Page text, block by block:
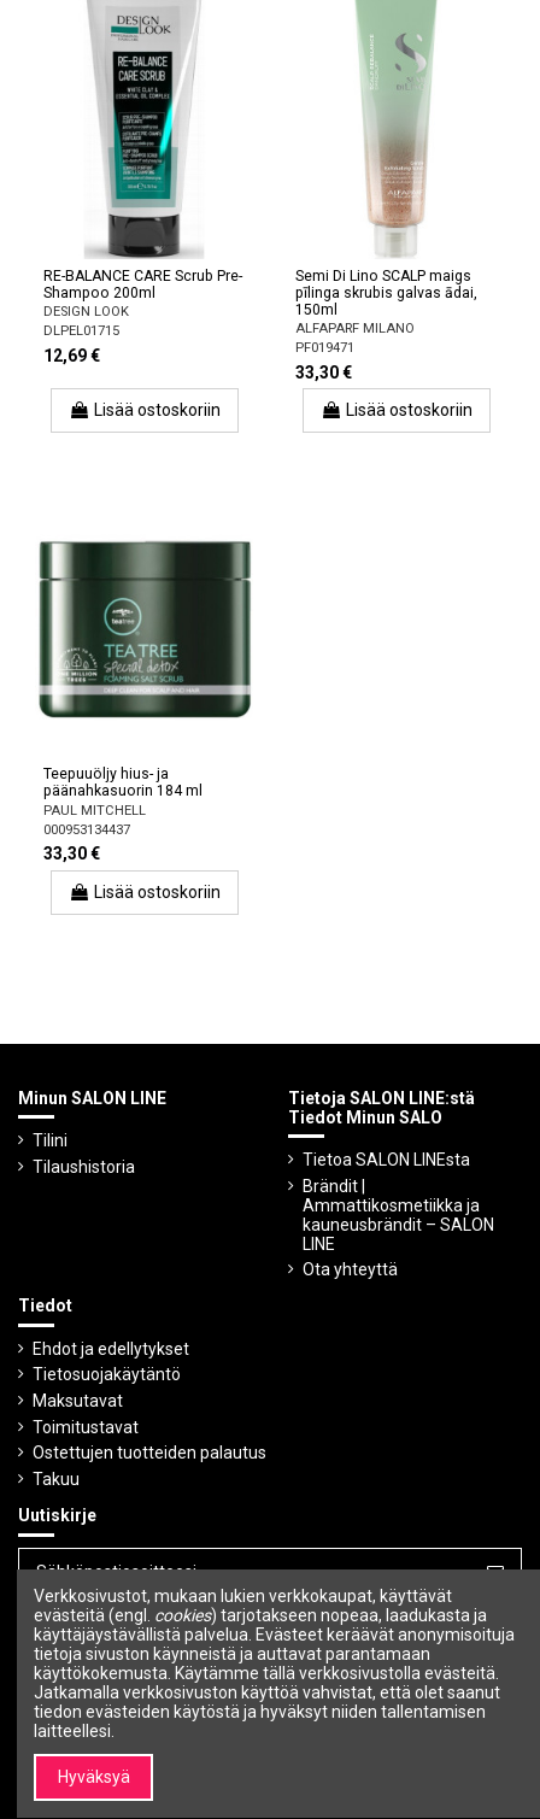
RE-BALANCE CARE Scrub Pre-
Shampoo 200ml
DESIGN LOOK
DLPEL01715
12,69 €
Lisää ostoskoriin
Semi Di Lino SCALP maigs
pīlinga skrubis galvas ādai,
150ml
ALFAPARF MILANO
PF019471
33,30 €
Lisää ostoskoriin
Teepuuöljy hius- ja
päänahkasuorin 184 ml
PAUL MITCHELL
000953134437
33,30 €
Lisää ostoskoriin
Minun SALON LINE
Tilini
Tilaushistoria
Tietoja SALON LINE:stä
Tiedot Minun SALO
Tietoa SALON LINEsta
Brändit |
Ammattikosmetiikka ja
kauneusbrändit – SALON
LINE
Ota yhteyttä
Tiedot
Ehdot ja edellytykset
Tietosuojakäytäntö
Maksutavat
Toimitustavat
Ostettujen tuotteiden palautus
Takuu
Uutiskirje
Voit peruuttaa tilauksen milloin tahansa.
Seuraa meitä
Verkkosivustot, mukaan lukien verkkokaupat, käyttävät
evästeitä (engl. cookies) tarjotakseen nopeaa, laadukasta ja
käyttäjäystävällistä palvelua. Evästeet keräävät anonymisoituja
tietoja sivuston käynneistä ja auttavat parantamaan
käyttökokemusta. Käytämme tällä verkkosivustolla evästeitä.
Jatkamalla verkkosivuston käyttöä vahvistat, että olet saanut
tiedon evästeiden käytöstä ja hyväksyt niiden tallentamisen
laitteellesi.
Hyväksyä